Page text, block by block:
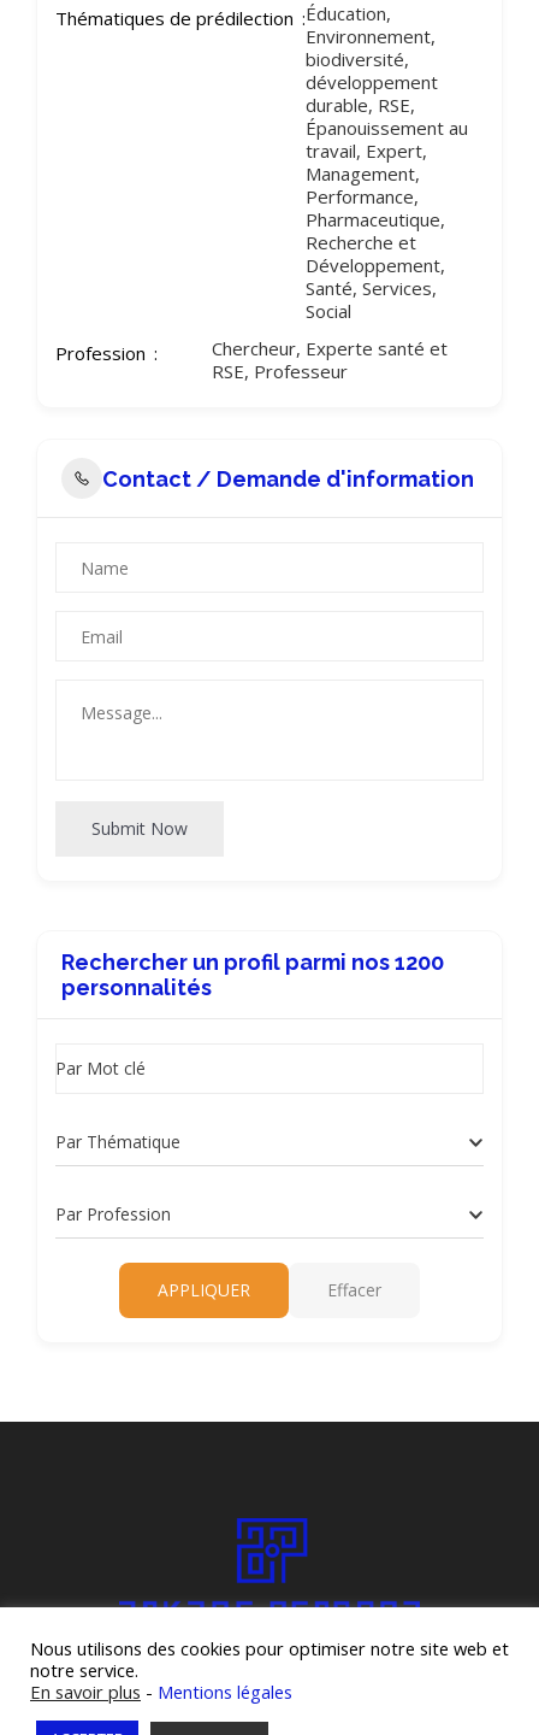
Thématiques de prédilection Éducation,
Environnement,
biodiversité,
développement
durable, RSE,
Épanouissement au
travail, Expert,
Management,
Performance,
Pharmaceutique,
Recherche et
Développement,
Santé, Services,
Social
Profession
Chercheur, Experte santé et
RSE, Professeur
Contact / Demande d'information
Submit Now
Rechercher un profil parmi nos 1200
personnalités
Par Mot clé
Par Thématique
Par Profession
APPLIQUER Effacer
Nous utilisons des cookies pour optimiser notre site web et
notre service.
En savoir plus - Mentions légales